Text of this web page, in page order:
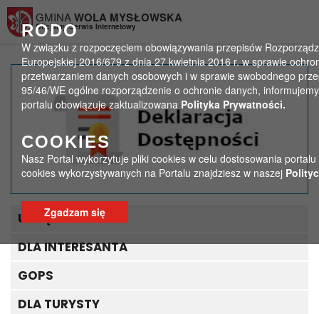
RODO
W związku z rozpoczęciem obowiązywania przepisów
Europejskiej 2016/679 z dnia 27 kwietnia 2016 r. w sprawie
przetwarzaniem danych osobowych i w sprawie swobodnego
95/46/WE ogólne rozporządzenie o ochronie danych,
portalu obowiązuje zaktualizowana Polityka Prywatności.
COOKIES
Nasz Portal wykorzytuje pliki cookies w celu dostosowania
cookies wykorzystywanych na Portalu znajdziesz w naszej
Zgadzam się
GMINA WOLA MYSŁOWSKA
Oficjalny Serwis Internetowy
Uwaga Mieszkańcy!
Zmiany w
harmonogramie odbioru
odpadów!
Strona główna > Ważne
Uwaga Mieszkańcy! Zmiany w harmonogramie odbioru odpadów!
URZĄD GMINY
DLA INTERESANTA
GOPS
DLA TURYSTY